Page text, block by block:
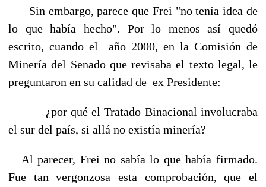
Sin embargo, parece que Frei "no tenía idea de
lo que había hecho". Por lo menos así quedó
escrito, cuando el año 2000, en la Comisión de
Minería del Senado que revisaba el texto legal, le
preguntaron en su calidad de ex Presidente:
¿por qué el Tratado Binacional involucraba
el sur del país, si allá no existía minería?
Al parecer, Frei no sabía lo que había firmado.
Fue tan vergonzosa esta comprobación, que el